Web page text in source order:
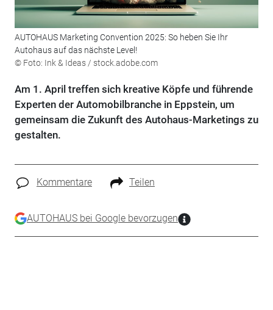
AUTOHAUS Marketing Convention 2025: So heben Sie Ihr
Autohaus auf das nächste Level!
© Foto: Ink & Ideas / stock.adobe.com
Am 1. April treffen sich kreative Köpfe und führende
Experten der Automobilbranche in Eppstein, um
gemeinsam die Zukunft des Autohaus-Marketings zu
gestalten.
Kommentare Teilen
AUTOHAUS bei Google bevorzugen